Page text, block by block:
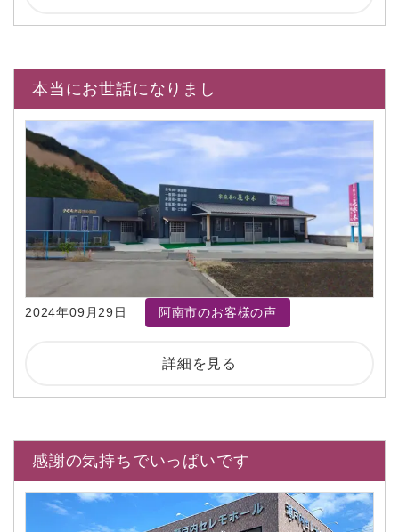
本当にお世話になりまし
2024年09月29日 阿南市のお客様の声
詳細を見る
感謝の気持ちでいっぱいです